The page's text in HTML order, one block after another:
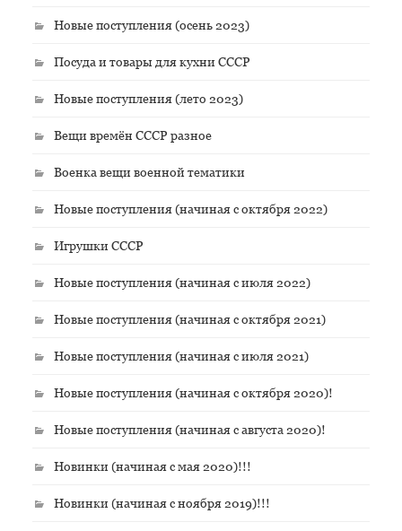
Новые поступления (осень 2023)
Посуда и товары для кухни СССР
Новые поступления (лето 2023)
Вещи времён СССР разное
Военка вещи военной тематики
Новые поступления (начиная с октября 2022)
Игрушки СССР
Новые поступления (начиная с июля 2022)
Новые поступления (начиная с октября 2021)
Новые поступления (начиная с июля 2021)
Новые поступления (начиная с октября 2020)!
Новые поступления (начиная с августа 2020)!
Новинки (начиная с мая 2020)!!!
Новинки (начиная с ноября 2019)!!!